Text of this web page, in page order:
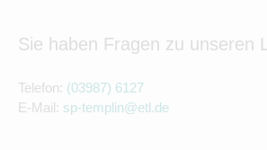
Sie haben Fragen zu unseren
Telefon: (03987) 6127
E-Mail: sp-templin@etl.de